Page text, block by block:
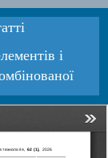
і